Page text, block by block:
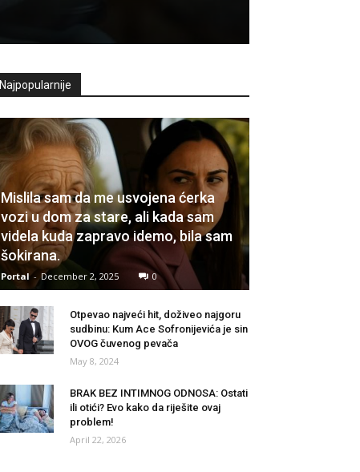
Najpopularnije
Mislila sam da me usvojena ćerka
vozi u dom za stare, ali kada sam
videla kuda zapravo idemo, bila sam
šokirana.
Portal - December 2, 2025 0
Otpevao najveći hit, doživeo najgoru
sudbinu: Kum Ace Sofronijevića je sin
OVOG čuvenog pevača
May 8, 2024
BRAK BEZ INTIMNOG ODNOSA: Ostati
ili otići? Evo kako da riješite ovaj
problem!
April 22, 2026